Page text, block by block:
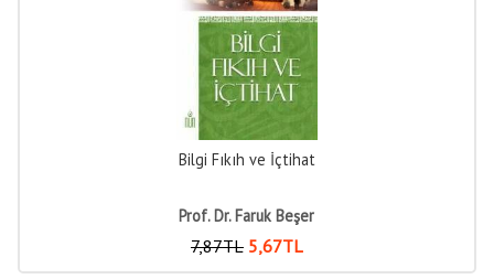
Bilgi Fıkıh ve İçtihat
Prof. Dr. Faruk Beşer
7,87TL 5,67TL